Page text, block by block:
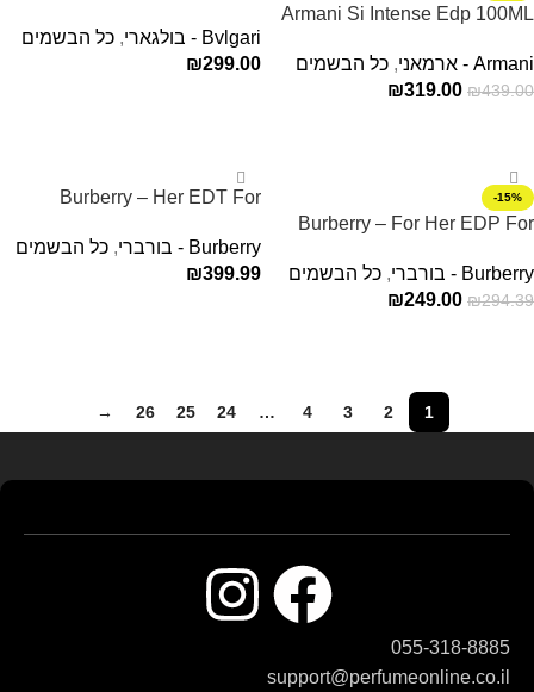
Armani Si Intense Edp 100ML
Armani - ארמאני
, כל הבשמים
₪439.00
₪319.00
פינק לאישה
Bvlgari - בולגארי , כל הבשמים
₪299.00
-15%
Burberry – For Her EDP For
Burberry - בורברי
, כל הבשמים
₪294.39
₪249.00
Burberry – Her EDT For
Burberry - בורברי
, כל הבשמים
₪399.99
1
2
3
4
…
24
25
26
→
055-318-8885
support@perfumeonline.co.il